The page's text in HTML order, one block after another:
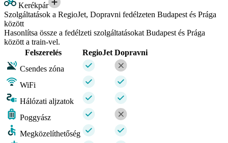
Kerékpár
Szolgáltatások a RegioJet, Dopravni fedélzeten Budapest és Prága
között
Hasonlítsa össze a fedélzeti szolgáltatásokat Budapest és Prága
között a train-vel.
Felszerelés
RegioJet Dopravni
Csendes zóna
WiFi
Hálózati aljzatok
Poggyász
Megközelíthetőség